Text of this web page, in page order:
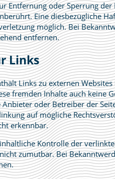
Entfernung oder Sperrung
Eine diesbezügliche
möglich. Bei
entfernen.
Links
Links zu externen
fremden Inhalte auch keine
Anbieter oder Betreiber der
auf mögliche
erkennbar.
Kontrolle der
zumutbar. Bei